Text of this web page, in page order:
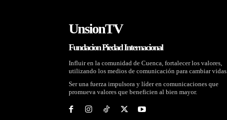
UnsionTV
Fundacion Piedad Internacional
Influir en la comunidad de Cuenca, fortalecer los valores,
utilizando los medios de comunicación para cambiar vidas.
Ser una fuerza impulsora y líder en comunicaciones que
promueva valores que beneficien al bien mayor.